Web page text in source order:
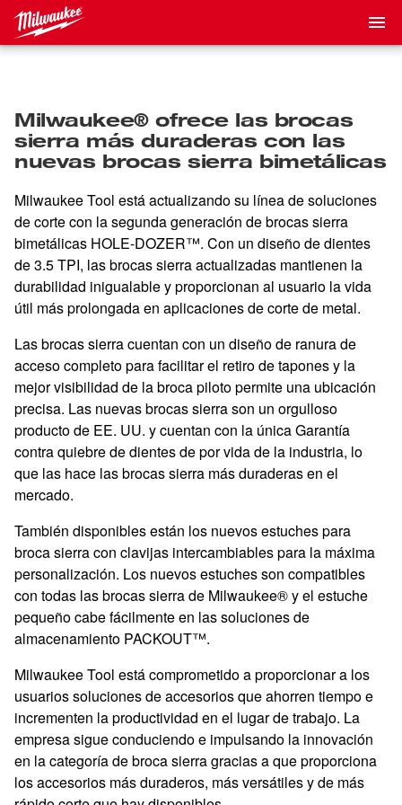
Milwaukee® ofrece las brocas
sierra más duraderas con las
nuevas brocas sierra bimetálicas
Milwaukee Tool está actualizando su línea de soluciones
de corte con la segunda generación de brocas sierra
bimetálicas HOLE-DOZER™. Con un diseño de dientes
de 3.5 TPI, las brocas sierra actualizadas mantienen la
durabilidad inigualable y proporcionan al usuario la vida
útil más prolongada en aplicaciones de corte de metal.
Las brocas sierra cuentan con un diseño de ranura de
acceso completo para facilitar el retiro de tapones y la
mejor visibilidad de la broca piloto permite una ubicación
precisa. Las nuevas brocas sierra son un orgulloso
producto de EE. UU. y cuentan con la única Garantía
contra quiebre de dientes de por vida de la industria, lo
que las hace las brocas sierra más duraderas en el
mercado.
También disponibles están los nuevos estuches para
broca sierra con clavijas intercambiables para la máxima
personalización. Los nuevos estuches son compatibles
con todas las brocas sierra de Milwaukee® y el estuche
pequeño cabe fácilmente en las soluciones de
almacenamiento PACKOUT™.
Milwaukee Tool está comprometido a proporcionar a los
usuarios soluciones de accesorios que ahorren tiempo e
incrementen la productividad en el lugar de trabajo. La
empresa sigue conduciendo e impulsando la innovación
en la categoría de broca sierra gracias a que proporciona
los accesorios más duraderos, más versátiles y de más